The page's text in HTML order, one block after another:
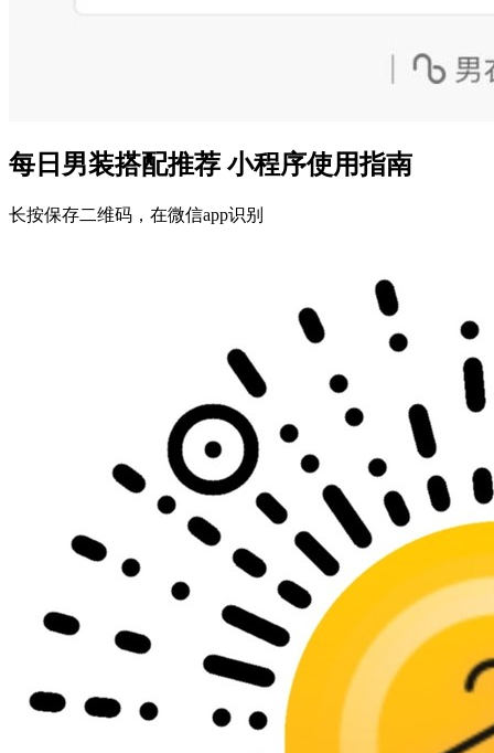
每日男装搭配推荐 小程序使用指南
长按保存二维码，在微信app识别